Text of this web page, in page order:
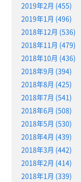
2019年2月 (455)
2019年1月 (496)
2018年12月 (536)
2018年11月 (479)
2018年10月 (436)
2018年9月 (394)
2018年8月 (425)
2018年7月 (541)
2018年6月 (508)
2018年5月 (530)
2018年4月 (439)
2018年3月 (442)
2018年2月 (414)
2018年1月 (339)